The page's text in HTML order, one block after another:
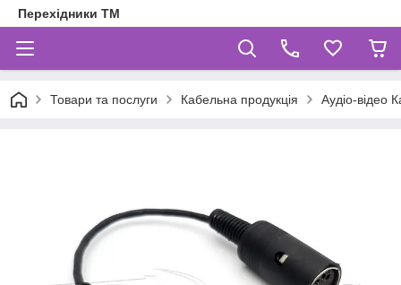
Перехідники ТМ
Товари та послуги Кабельна продукція Аудіо-відео